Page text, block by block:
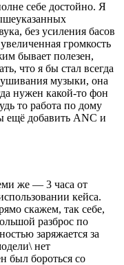
себе достойно. Я
без усиления басов
громкость
бывает полезен,
что я бы стал всегда
музыки, она
нужен какой-то фон
то работа по дому
ещё добавить ANC и
же — 3 часа от
кейса.
скажем, так себе,
разброс по
заряжается за
нет
был бороться со